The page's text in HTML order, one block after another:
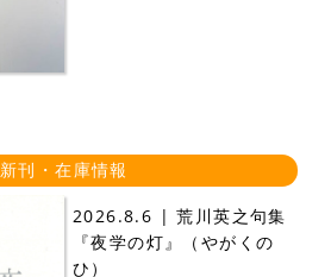
新刊・在庫情報
2026.8.6 | 荒川英之句集
『夜学の灯』（やがくの
ひ）